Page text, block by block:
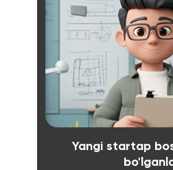
Yangi startap